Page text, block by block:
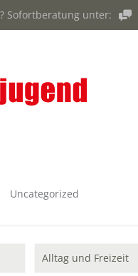
Sofortberatung unter:
Uncategorized
Alltag und Freizeit